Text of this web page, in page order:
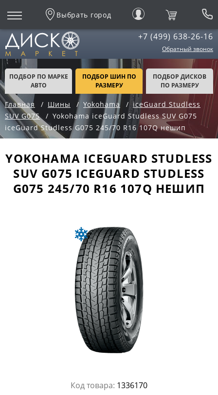
Выбрать город
+7 (499) 638-26-16
Обратный звонок
ПОДБОР ПО МАРКЕ
АВТО
ПОДБОР ШИН ПО
РАЗМЕРУ
ПОДБОР ДИСКОВ
ПО РАЗМЕРУ
Главная Шины Yokohama
iceGuard Studless
SUV G075
Yokohama iceGuard Studless SUV G075
iceGuard Studless G075 245/70 R16 107Q нешип
YOKOHAMA ICEGUARD STUDLESS
SUV G075 ICEGUARD STUDLESS
G075 245/70 R16 107Q НЕШИП
Код товара: 1336170